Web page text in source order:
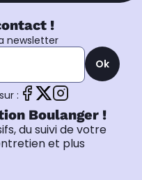
!
newsletter
Ok
:
Boulanger !
du suivi de votre
et plus